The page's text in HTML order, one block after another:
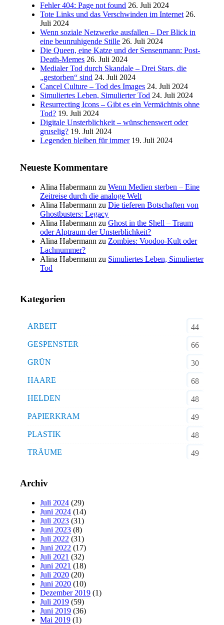
Fehler 404: Page not found 26. Juli 2024
Tote Links und das Verschwinden im Internet 26.
Juli 2024
Wenn soziale Netzwerke ausfallen – Der Blick in
eine beunruhigende Stille 26. Juli 2024
Die Queen, eine Katze und der Sensenmann: Post-
Death-Memes 26. Juli 2024
Medialer Tod durch Skandale – Drei Stars, die
„gestorben“ sind 24. Juli 2024
Cancel Culture – Tod des Images 24. Juli 2024
Simuliertes Leben, Simulierter Tod 24. Juli 2024
Resurrecting Icons – Gibt es ein Vermächtnis ohne
Tod? 19. Juli 2024
Digitale Unsterblichkeit – wünschenswert oder
gruselig? 19. Juli 2024
Legenden bleiben für immer 19. Juli 2024
Neueste Kommentare
Alina Habermann zuWenn Medien sterben – Eine
Zeitreise durch die analoge Welt
Alina Habermann zuDie tieferen Botschaften von
Ghostbusters: Legacy
Alina Habermann zuGhost in the Shell – Traum
oder Alptraum der Unsterblichkeit?
Alina Habermann zu Zombies: Voodoo-Kult oder
Lachnummer?
Alina Habermann zu Simuliertes Leben, Simulierter
Tod
Kategorien
ARBEIT
44
GESPENSTER
66
GRÜN
30
HAARE
68
HELDEN
48
PAPIERKRAM
49
PLASTIK
48
TRÄUME
49
Archiv
Juli 2024 (29)
Juni 2024 (14)
Juli 2023 (31)
Juni 2023 (8)
Juli 2022 (31)
Juni 2022 (17)
Juli 2021 (32)
Juni 2021 (18)
Juli 2020 (20)
Juni 2020 (10)
Dezember 2019 (1)
Juli 2019 (59)
Juni 2019 (36)
Mai 2019 (1)